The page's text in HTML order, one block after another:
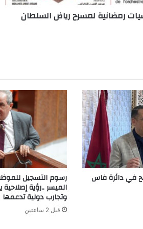
رمضانية لمسرح رياض السلطان
في دائرة فاس رسوم التسجيل
الميسر ..رؤية إصلاحية
وتجارب دولية تدعمها
قبل 2 ساعتين